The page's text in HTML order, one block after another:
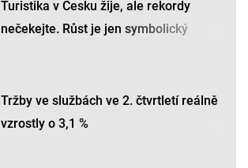
Turistika v Česku žije, ale rekordy
nečekejte. Růst je jen symbolický
Tržby ve službách ve 2. čtvrtletí reálně
vzrostly o 3,1 %